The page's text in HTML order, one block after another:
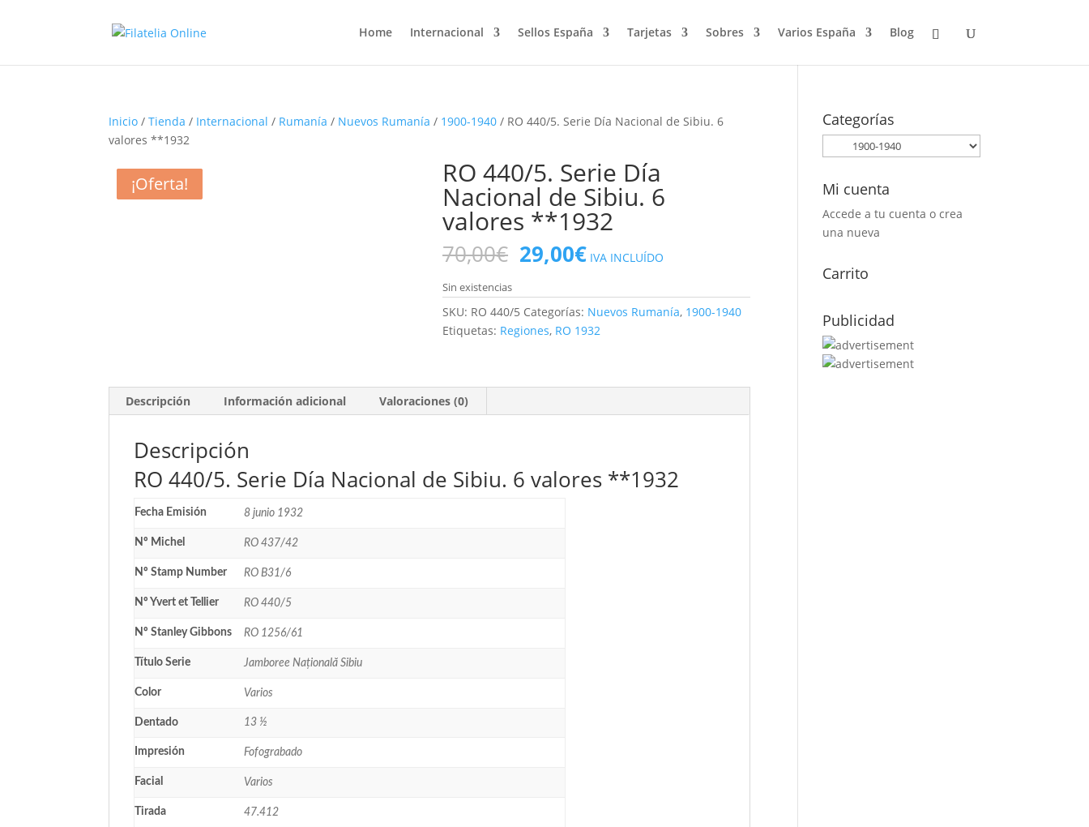
Home Internacional Sellos España Tarjetas Sobres Varios España Blog
Inicio /Tienda / Internacional / Rumanía / Nuevos Rumanía / 1900-1940 / RO 440/5. Serie Día Nacional de Sibiu. 6
valores **1932
¡Oferta! RO 440/5. Serie Día
Nacional de Sibiu. 6
valores **1932
70,00€ El
precio
original
era:
70,00€.
29,00€El
precio
actual
es:
29,00€.
IVA INCLUÍDO
Sin existencias
SKU: RO 440/5 Categorías: Nuevos Rumanía, 1900-1940
Etiquetas: Regiones, RO 1932
Descripción Información adicional Valoraciones (0)
Descripción
RO 440/5. Serie Día Nacional de Sibiu. 6 valores **1932
Fecha Emisión 8 junio 1932
Nº Michel RO 437/42
Nº Stamp Number RO B31/6
Nº Yvert et Tellier RO 440/5
Nº Stanley Gibbons RO 1256/61
Título Serie Jamboree Națională Sibiu
Color Varios
Dentado 13 ½
Impresión Fofograbado
Facial Varios
Tirada 47.412
¡Oferta!
¡Oferta!
¡Oferta!
Categorías
Mi cuenta
Accede a tu cuenta o crea
una nueva
Carrito
Publicidad